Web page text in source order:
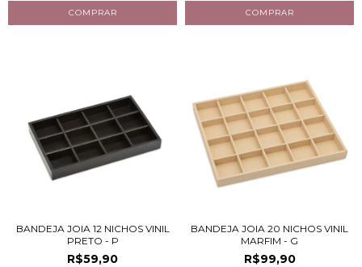
BANDEJA JOIA 12 NICHOS VINIL
PRETO - P
R$59,90
BANDEJA JOIA 20 NICHOS VINIL
MARFIM - G
R$99,90